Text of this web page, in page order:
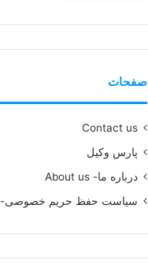
صفحات
Contact us
پارس وکیل
درباره ما- About us
سیاست حفظ حریم خصوصی-privacy policy